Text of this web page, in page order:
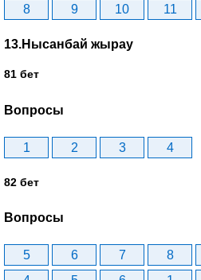
8
9 10 11
13.Нысанбай жырау
81 бет
Вопросы
1 2 3 4
82 бет
Вопросы
5 6 7 8